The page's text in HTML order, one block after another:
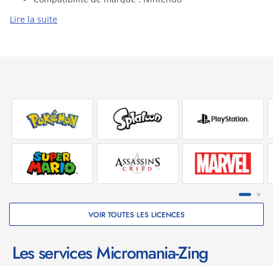
Type d'étui : Étui de transport
Portable à là main : Oui
Switch;Nintendo Switch 2;Nintendo Switch Lite;Nintendo
Switch OLED
Lire la suite
VOIR TOUTES LES LICENCES
Les services Micromania-Zing